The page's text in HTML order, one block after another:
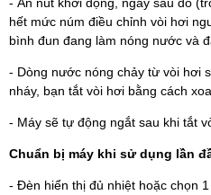
hết mức núm điều chỉnh vòi hơi
bình đun đang làm nóng nước và
- Dòng nước nóng chảy từ vòi hơi
nháy, bạn tắt vòi hơi bằng cách
- Máy sẽ tự động ngắt sau khi tắt
Chuẩn bị máy khi sử dụng lần
- Đèn hiển thị đủ nhiệt hoặc chọn